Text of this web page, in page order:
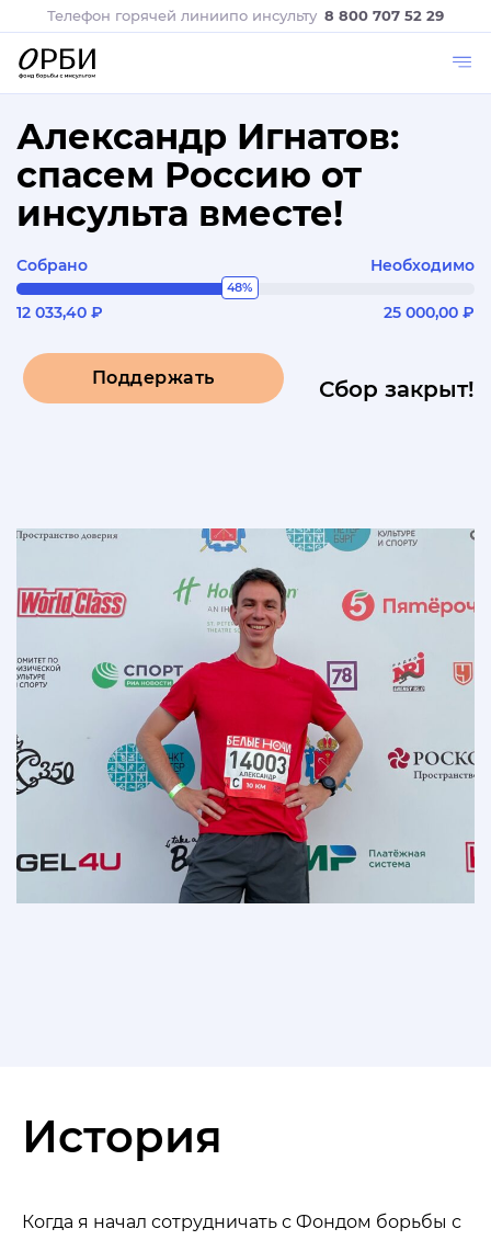
Телефон горячей линиипо инсульту 8 800 707 52 29
Александр Игнатов:
спасем Россию от
инсульта вместе!
Собрано Необходимо
48%
12 033,40 ₽ 25 000,00 ₽
Поддержать Сбор закрыт!
История
Когда я начал сотрудничать с Фондом борьбы с